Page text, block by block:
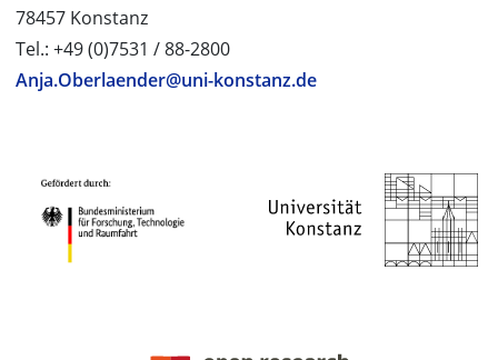
78457 Konstanz
Tel.: +49 (0)7531 / 88-2800
Anja.Oberlaender@uni-konstanz.de